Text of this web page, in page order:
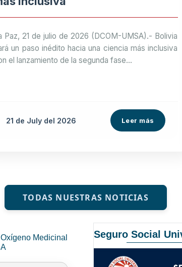
Paz, 21 de julio de 2026 (DCOM-UMSA).- Bolivia
un paso inédito hacia una ciencia más inclusiva
el lanzamiento de la segunda fase...
21 de July del 2026 Leer más
TODAS NUESTRAS NOTICIAS
Medicinal
Seguro Social